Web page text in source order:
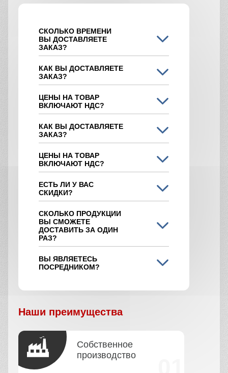
СКОЛЬКО ВРЕМЕНИ
ВЫ ДОСТАВЛЯЕТЕ
ЗАКАЗ?
КАК ВЫ ДОСТАВЛЯЕТЕ
ЗАКАЗ?
ЦЕНЫ НА ТОВАР
ВКЛЮЧАЮТ НДС?
КАК ВЫ ДОСТАВЛЯЕТЕ
ЗАКАЗ?
ЦЕНЫ НА ТОВАР
ВКЛЮЧАЮТ НДС?
ЕСТЬ ЛИ У ВАС
СКИДКИ?
СКОЛЬКО ПРОДУКЦИИ
ВЫ СМОЖЕТЕ
ДОСТАВИТЬ ЗА ОДИН
РАЗ?
ВЫ ЯВЛЯЕТЕСЬ
ПОСРЕДНИКОМ?
Наши преимущества
Собственное
производство